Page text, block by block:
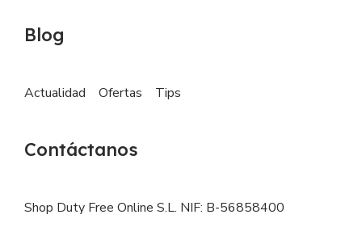
Blog
Actualidad Ofertas Tips
Contáctanos
Shop Duty Free Online S.L. NIF: B-56858400